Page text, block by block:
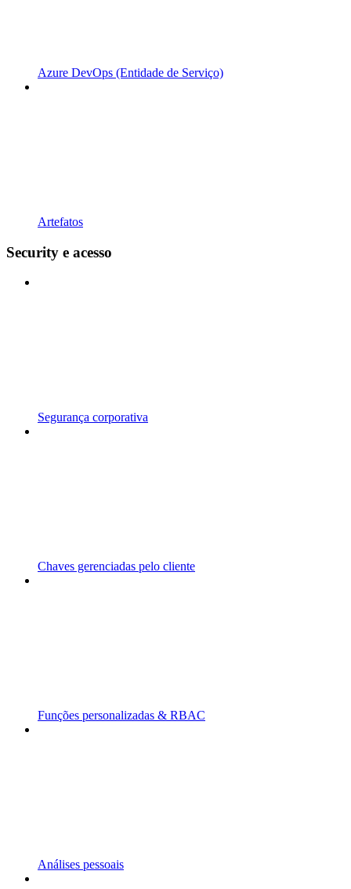
Azure DevOps (Entidade de Serviço)
Artefatos
Security e acesso
Segurança corporativa
Chaves gerenciadas pelo cliente
Funções personalizadas & RBAC
Análises pessoais